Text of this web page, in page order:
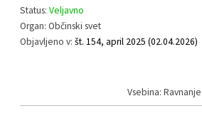
Status: Veljavno
Organ: Občinski svet
Objavljeno v: št. 154, april 2025 (02.04.2026)
Vsebina: